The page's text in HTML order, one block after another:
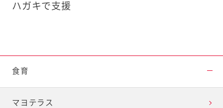
ハガキで支援
食育
マヨテラス